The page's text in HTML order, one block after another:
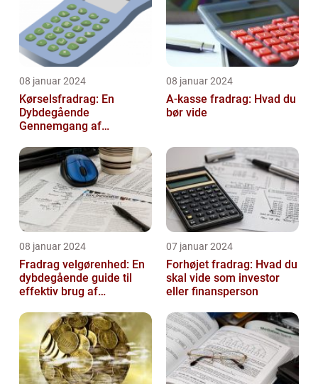
08 januar 2024
Kørselsfradrag: En
Dybdegående
Gennemgang af
Historiske Udvikling
08 januar 2024
A-kasse fradrag: Hvad du
bør vide
08 januar 2024
Fradrag velgørenhed: En
dybdegående guide til
effektiv brug af
07 januar 2024
Forhøjet fradrag: Hvad du
skal vide som investor
eller finansperson